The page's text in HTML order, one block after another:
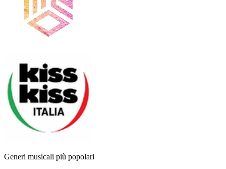
Generi musicali più popolari